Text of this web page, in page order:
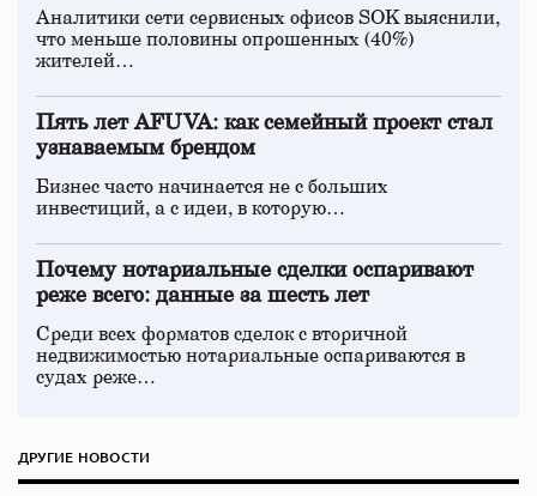
Аналитики сети сервисных офисов SOK выяснили,
что меньше половины опрошенных (40%)
жителей…
Пять лет AFUVA: как семейный проект стал
узнаваемым брендом
Бизнес часто начинается не с больших
инвестиций, а с идеи, в которую…
Почему нотариальные сделки оспаривают
реже всего: данные за шесть лет
Среди всех форматов сделок с вторичной
недвижимостью нотариальные оспариваются в
судах реже…
ДРУГИЕ НОВОСТИ